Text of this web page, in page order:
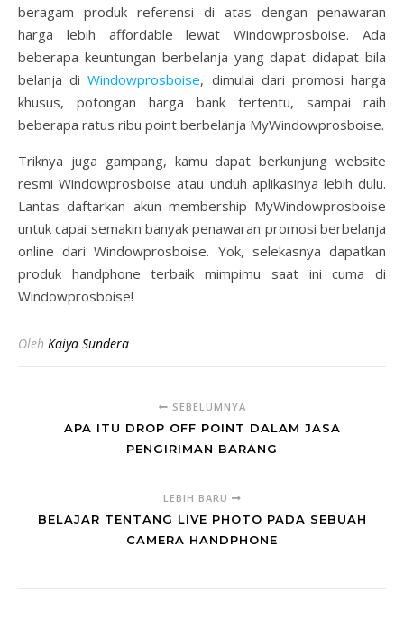
beragam produk referensi di atas dengan penawaran
harga lebih affordable lewat Windowprosboise. Ada
beberapa keuntungan berbelanja yang dapat didapat bila
belanja diWindowprosboise, dimulai dari promosi harga
khusus, potongan harga bank tertentu, sampai raih
beberapa ratus ribu point berbelanja MyWindowprosboise.
Triknya juga gampang, kamu dapat berkunjung website
resmi Windowprosboise atau unduh aplikasinya lebih dulu.
Lantas daftarkan akun membership MyWindowprosboise
untuk capai semakin banyak penawaran promosi berbelanja
online dari Windowprosboise. Yok, selekasnya dapatkan
produk handphone terbaik mimpimu saat ini cuma di
Windowprosboise!
Oleh Kaiya Sundera
SEBELUMNYA
APA ITU DROP OFF POINT DALAM JASA
PENGIRIMAN BARANG
LEBIH BARU
BELAJAR TENTANG LIVE PHOTO PADA SEBUAH
CAMERA HANDPHONE